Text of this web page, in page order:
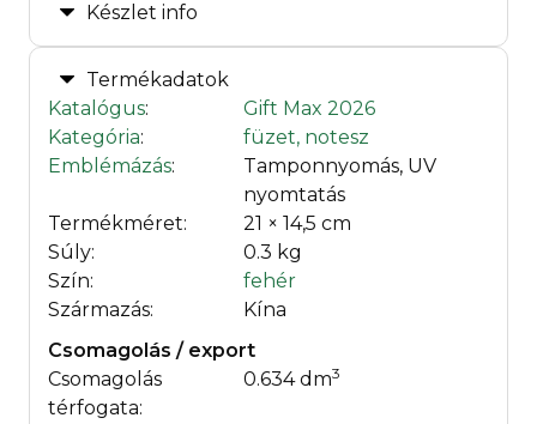
Készlet info
Termékadatok
Katalógus:
Gift Max 2026
Kategória:
füzet, notesz
Emblémázás:
Tamponnyomás, UV
nyomtatás
Termékméret:
21 × 14,5 cm
Súly:
0.3 kg
Szín:
fehér
Származás:
Kína
Csomagolás / export
Csomagolás
térfogata:
0.634 dm3